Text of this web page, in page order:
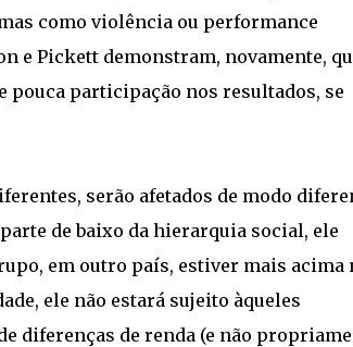
como violência ou performance
e Pickett demonstram, novamente,
pouca participação nos resultados, se
serão afetados de modo
de baixo da hierarquia social, ele
em outro país, estiver mais acima
ele não estará sujeito àqueles
diferenças de renda (e não